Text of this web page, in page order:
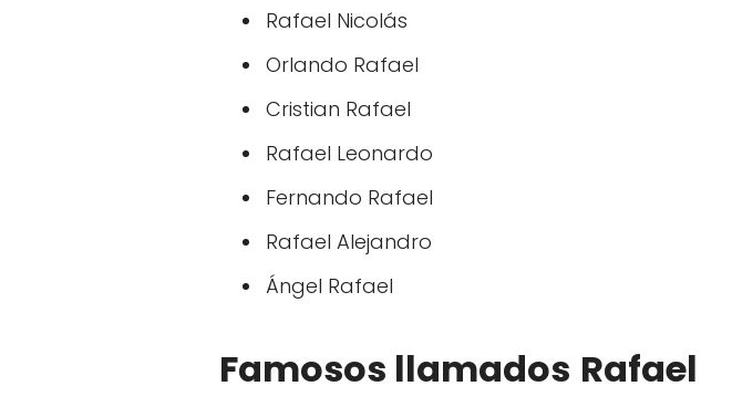
Rafael Nicolás
Orlando Rafael
Cristian Rafael
Rafael Leonardo
Fernando Rafael
Rafael Alejandro
Ángel Rafael
Famosos llamados Rafael